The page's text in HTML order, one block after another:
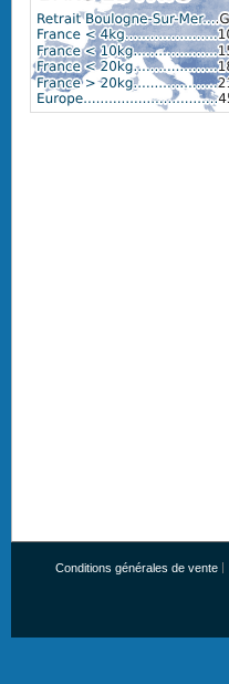
Conditions générales de vente